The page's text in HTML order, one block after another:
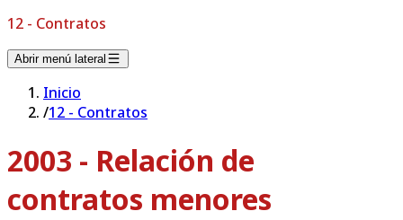
12 - Contratos
Abrir menú lateral
Inicio
/12 - Contratos
2003 - Relación de
contratos menores